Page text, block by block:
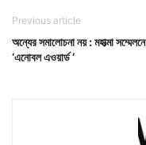
Previous article
অন্যের সমালোচনা নয় : মহাত্মা সম্মেলনে
‘এনোবল এওয়ার্ড ‘